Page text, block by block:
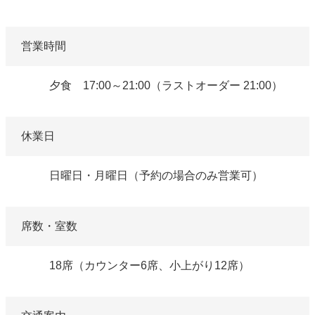
営業時間
夕食 17:00～21:00（ラストオーダー 21:00）
休業日
日曜日・月曜日（予約の場合のみ営業可）
席数・室数
18席（カウンター6席、小上がり12席）